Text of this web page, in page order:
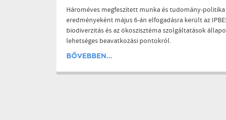
Hároméves megfeszített munka és tudomány-politika
eredményeként május 6-án elfogadásra került az
biodiverzitás és az ökoszisztéma szolgáltatások
lehetséges beavatkozási pontokról.
BŐVEBBEN...